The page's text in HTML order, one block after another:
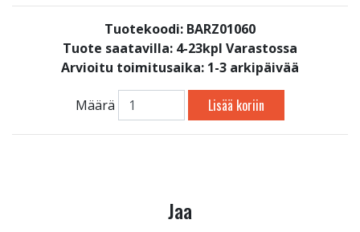
Tuotekoodi: BARZ01060
Tuote saatavilla: 4-23kpl Varastossa
Arvioitu toimitusaika: 1-3 arkipäivää
Määrä Lisää koriin
Jaa